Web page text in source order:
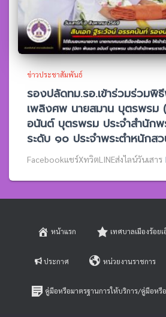
ข่าวประชาสัมพันธ์
รองปลัดทม.รอ.เข้าร่วมร่วมพิ
เพลิงศพ นายสมาน บุตรพรม
อนันต์ บุตรพรม ประจำสำนักพ
ระดับ ๑๐ ประจำพระตำหนักส
Facebookแชร์XทวิตLINEส่งไลน์วันเสาร
หน้าแรก เทศบาลเมืองร้อยเ
ประกาศ หน่วยงานราชการ
คู่มือหรือมาตรฐานการให้บริการ/คู่มือห